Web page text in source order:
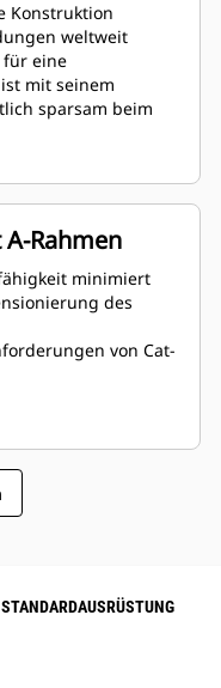
Konstruktion
weltweit
für eine
mit seinem
sparsam beim
Rahmen
minimiert
des
von Cat-
STANDARDAUSRÜSTUNG